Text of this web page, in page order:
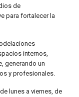
de
para fortalecer la
internos,
generando un
y profesionales.
lunes a viernes, de